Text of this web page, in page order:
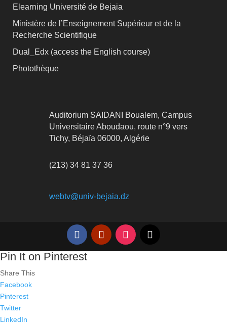
Elearning Université de Bejaia
Ministère de l’Enseignement Supérieur et de la
Recherche Scientifique
Dual_Edx (access the English course)
Photothèque
Auditorium SAIDANI Boualem, Campus
Universitaire Aboudaou, route n°9 vers
Tichy, Béjaïa 06000, Algérie
(213) 34 81 37 36
webtv@univ-bejaia.dz
Pin It on Pinterest
Share This
Facebook
Pinterest
Twitter
LinkedIn